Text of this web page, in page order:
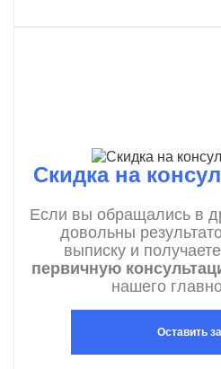
Скидка на
Если вы обращались в
довольны
выписку и получаете
первичную
нашего
Оставить